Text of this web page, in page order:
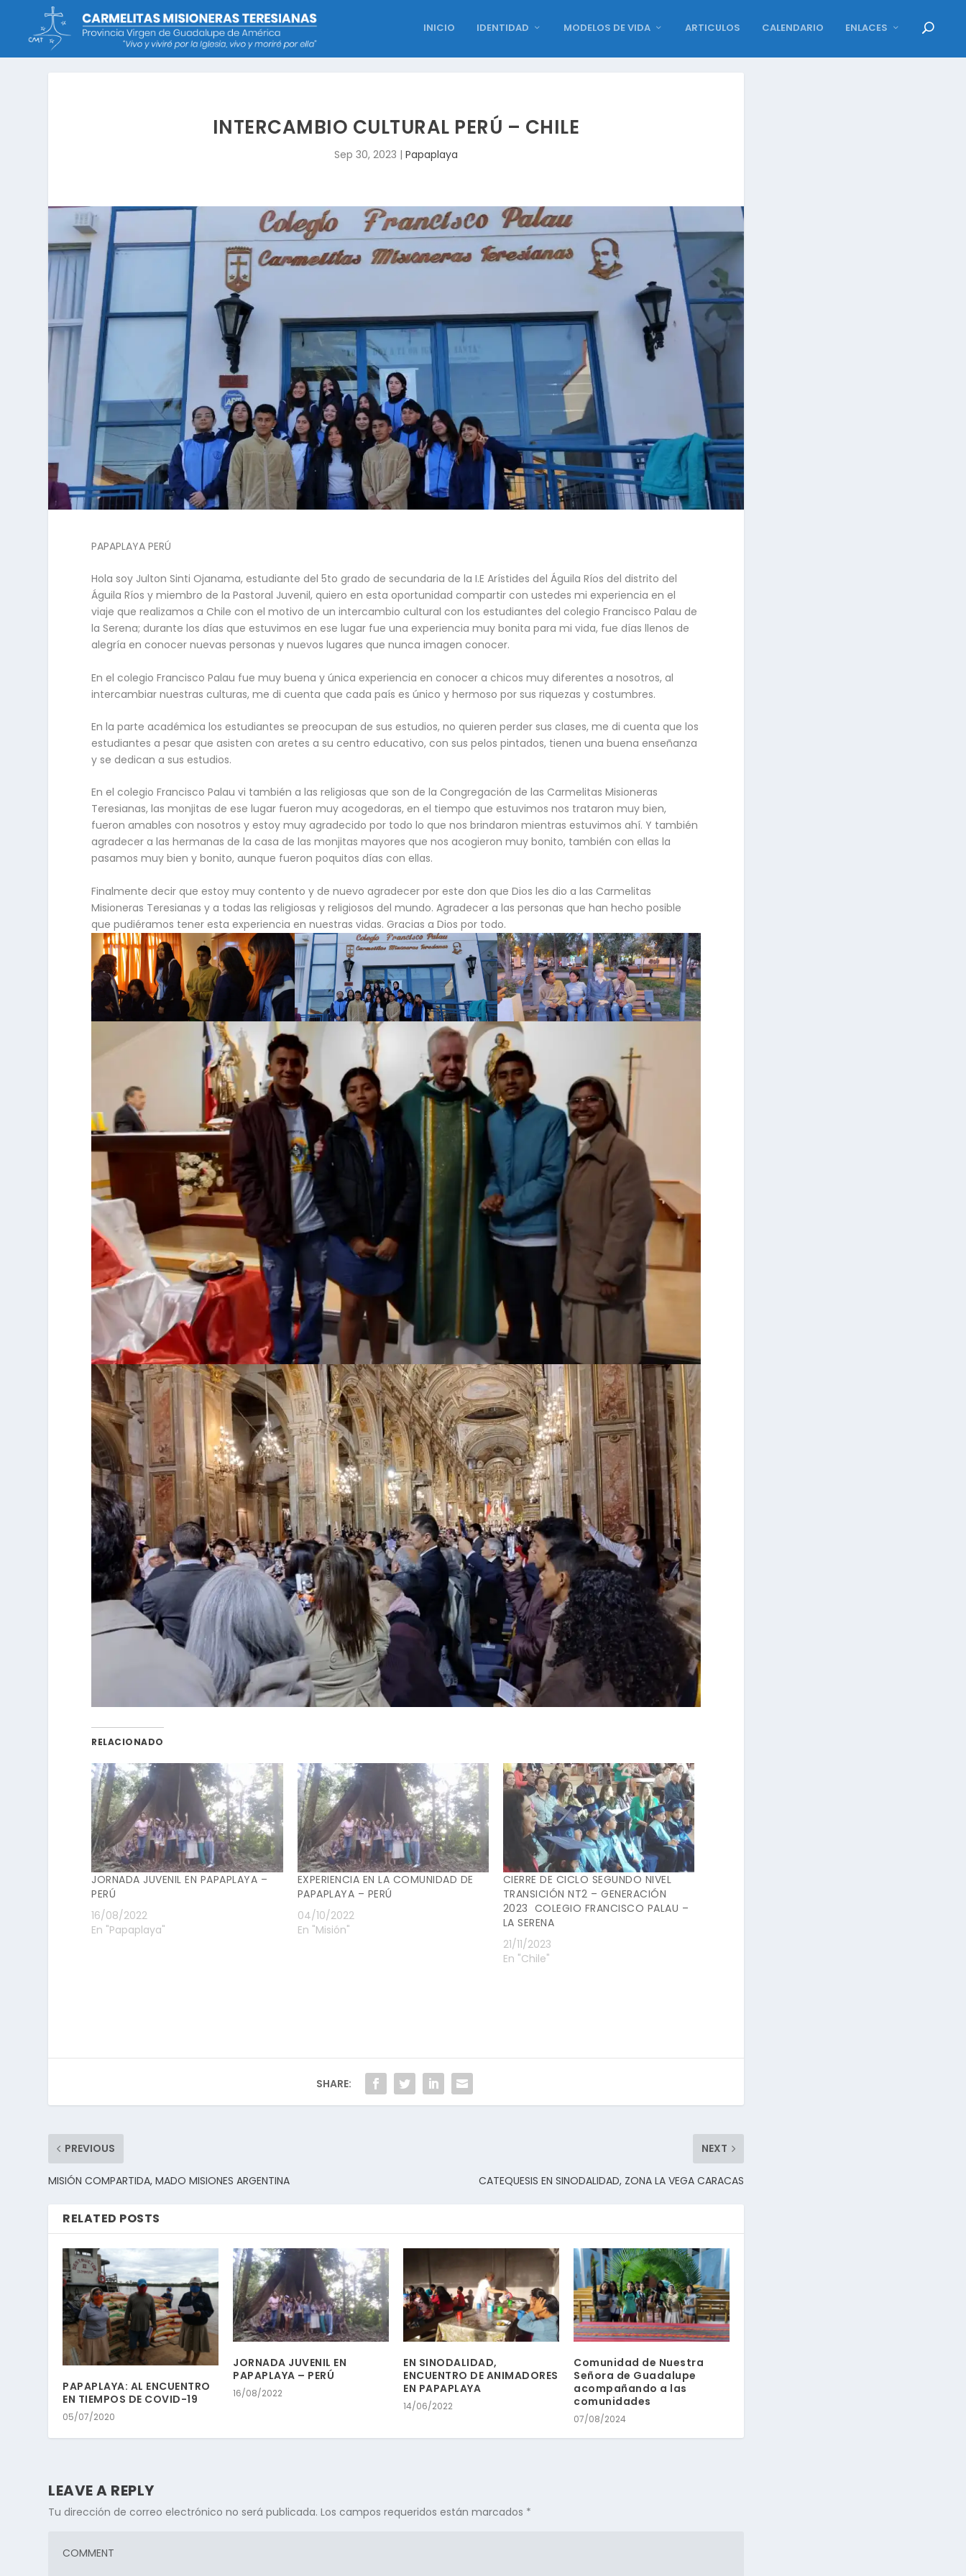
INICIO IDENTIDAD MODELOS DE VIDA ARTICULOS CALENDARIO ENLACES
INTERCAMBIO CULTURAL PERÚ – CHILE
Sep 30, 2023 |Papaplaya
PAPAPLAYA PERÚ
Hola soy Julton Sinti Ojanama, estudiante del 5to grado de secundaria de la I.E Arístides del Águila Ríos del distrito del
Águila Ríos y miembro de la Pastoral Juvenil, quiero en esta oportunidad compartir con ustedes mi experiencia en el
viaje que realizamos a Chile con el motivo de un intercambio cultural con los estudiantes del colegio Francisco Palau de
la Serena; durante los días que estuvimos en ese lugar fue una experiencia muy bonita para mi vida, fue días llenos de
alegría en conocer nuevas personas y nuevos lugares que nunca imagen conocer.
En el colegio Francisco Palau fue muy buena y única experiencia en conocer a chicos muy diferentes a nosotros, al
intercambiar nuestras culturas, me di cuenta que cada país es único y hermoso por sus riquezas y costumbres.
En la parte académica los estudiantes se preocupan de sus estudios, no quieren perder sus clases, me di cuenta que los
estudiantes a pesar que asisten con aretes a su centro educativo, con sus pelos pintados, tienen una buena enseñanza
y se dedican a sus estudios.
En el colegio Francisco Palau vi también a las religiosas que son de la Congregación de las Carmelitas Misioneras
Teresianas, las monjitas de ese lugar fueron muy acogedoras, en el tiempo que estuvimos nos trataron muy bien,
fueron amables con nosotros y estoy muy agradecido por todo lo que nos brindaron mientras estuvimos ahí. Y también
agradecer a las hermanas de la casa de las monjitas mayores que nos acogieron muy bonito, también con ellas la
pasamos muy bien y bonito, aunque fueron poquitos días con ellas.
Finalmente decir que estoy muy contento y de nuevo agradecer por este don que Dios les dio a las Carmelitas
Misioneras Teresianas y a todas las religiosas y religiosos del mundo. Agradecer a las personas que han hecho posible
que pudiéramos tener esta experiencia en nuestras vidas. Gracias a Dios por todo.
RELACIONADO
JORNADA JUVENIL EN PAPAPLAYA –
PERÚ
16/08/2022
En "Papaplaya"
EXPERIENCIA EN LA COMUNIDAD DE
PAPAPLAYA – PERÚ
04/10/2022
En "Misión"
CIERRE DE CICLO SEGUNDO NIVEL
TRANSICIÓN NT2 – GENERACIÓN
2023 COLEGIO FRANCISCO PALAU –
LA SERENA
21/11/2023
En "Chile"
SHARE:
PREVIOUS
MISIÓN COMPARTIDA, MADO MISIONES ARGENTINA
NEXT
CATEQUESIS EN SINODALIDAD, ZONA LA VEGA CARACAS
RELATED POSTS
PAPAPLAYA: AL ENCUENTRO
EN TIEMPOS DE COVID-19
05/07/2020
JORNADA JUVENIL EN
PAPAPLAYA – PERÚ
16/08/2022
EN SINODALIDAD,
ENCUENTRO DE ANIMADORES
EN PAPAPLAYA
14/06/2022
Comunidad de Nuestra
Señora de Guadalupe
acompañando a las
comunidades
07/08/2024
LEAVE A REPLY
Tu dirección de correo electrónico no será publicada. Los campos requeridos están marcados *